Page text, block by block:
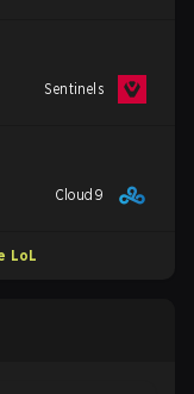
Sentinels
Cloud9
LoL